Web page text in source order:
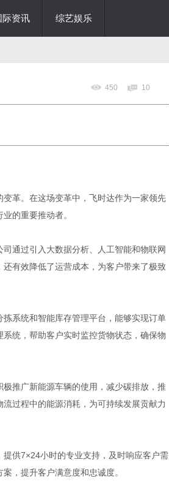
际资讯 综艺娱乐
450 10
革。在这场变革中，飞时达作为一家领先
的重要推动者。
通过引入大数据分析、人工智能和物联网
有效降低了运营成本，为客户带来了极致
系统和智能库存管理平台，能够实现订单
统，帮助客户实时监控货物状态，确保物
推广新能源车辆的使用，减少碳排放，推
过程中的能源消耗，为可持续发展贡献力
供7×24小时的专业支持，及时响应客户需
，提升客户满意度和忠诚度。